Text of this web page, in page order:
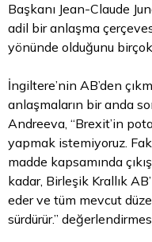
Başkanı Jean-Claude
adil bir anlaşma
yönünde olduğunu
İngiltere’nin AB’den
anlaşmaların bir anda
Andreeva, “Brexit’in
yapmak istemiyoruz.
madde kapsamında
kadar, Birleşik Krallık
eder ve tüm mevcut
sürdürür.”